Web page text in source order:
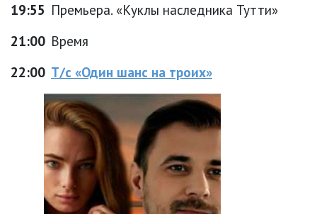
19:55 Премьера. «Куклы наследника Тутти»
21:00 Время
22:00 Т/с «Один шанс на троих»